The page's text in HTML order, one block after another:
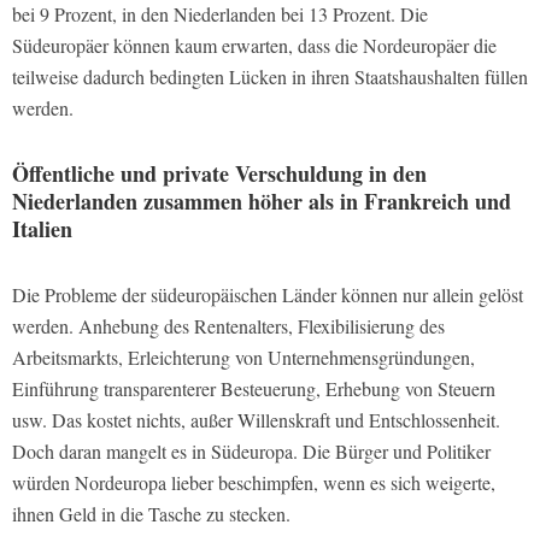
bei 9 Prozent, in den Niederlanden bei 13 Prozent. Die
Südeuropäer können kaum erwarten, dass die Nordeuropäer die
teilweise dadurch bedingten Lücken in ihren Staatshaushalten füllen
werden.
Öffentliche und private Verschuldung in den
Niederlanden zusammen höher als in Frankreich und
Italien
Die Probleme der südeuropäischen Länder können nur allein gelöst
werden. Anhebung des Rentenalters, Flexibilisierung des
Arbeitsmarkts, Erleichterung von Unternehmensgründungen,
Einführung transparenterer Besteuerung, Erhebung von Steuern
usw. Das kostet nichts, außer Willenskraft und Entschlossenheit.
Doch daran mangelt es in Südeuropa. Die Bürger und Politiker
würden Nordeuropa lieber beschimpfen, wenn es sich weigerte,
ihnen Geld in die Tasche zu stecken.